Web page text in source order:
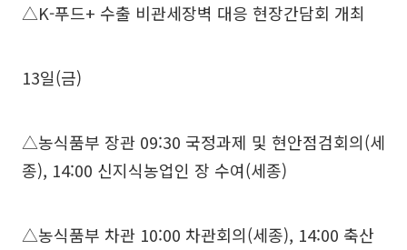
△K-푸드+ 수출 비관세장벽 대응 현장간담회 개최
13일(금)
△농식품부 장관 09:30 국정과제 및 현안점검회의(세
종), 14:00 신지식농업인 장 수여(세종)
△농식품부 차관 10:00 차관회의(세종), 14:00 축산